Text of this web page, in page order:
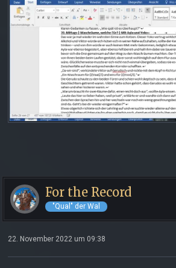
For the Record
"Qual" der Wal
22. November 2022 um 09:38